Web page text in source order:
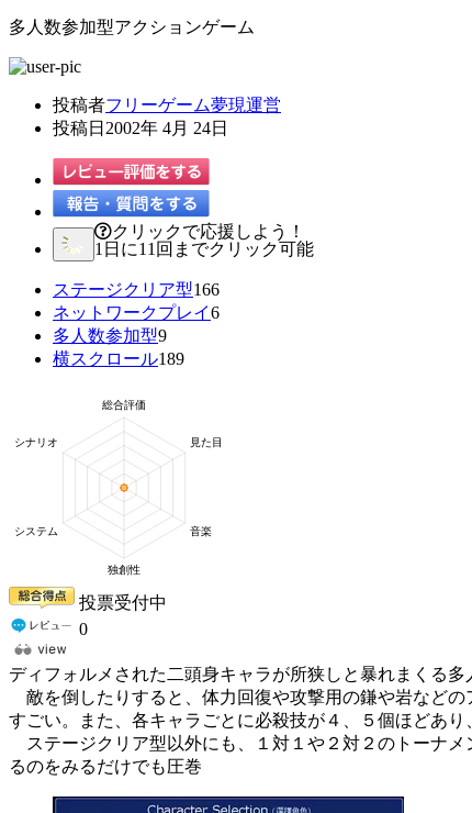
多人数参加型アクションゲーム
投稿者フリーゲーム夢現運営
投稿日 2002年 4月 24日
クリックで応援しよう！
1日に11回までクリック可能
ステージクリア型166
ネットワークプレイ6
多人数参加型9
横スクロール189
投票受付中
0
ディフォルメされた二頭身キャラが所狭しと暴れまくる多
敵を倒したりすると、体力回復や攻撃用の鎌や岩など
すごい。また、各キャラごとに必殺技が４、５個ほどあり
ステージクリア型以外にも、１対１や２対２のトーナ
るのをみるだけでも圧巻